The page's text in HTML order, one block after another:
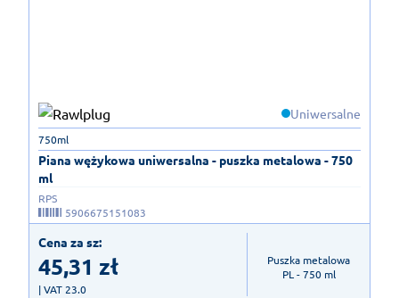
Uniwersalne
Piana wężykowa uniwersalna - puszka metalowa - 750
ml
750ml
RPS
5906675151083
Cena za sz:
45,31 zł
| VAT 23.0
Puszka metalowa
PL - 750 ml